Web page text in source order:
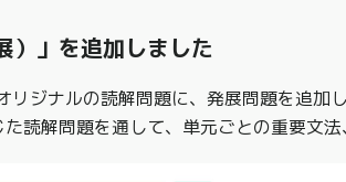
）」を追加しました
ジナルの読解問題に、発展問題を追加し
読解問題を通して、単元ごとの重要文